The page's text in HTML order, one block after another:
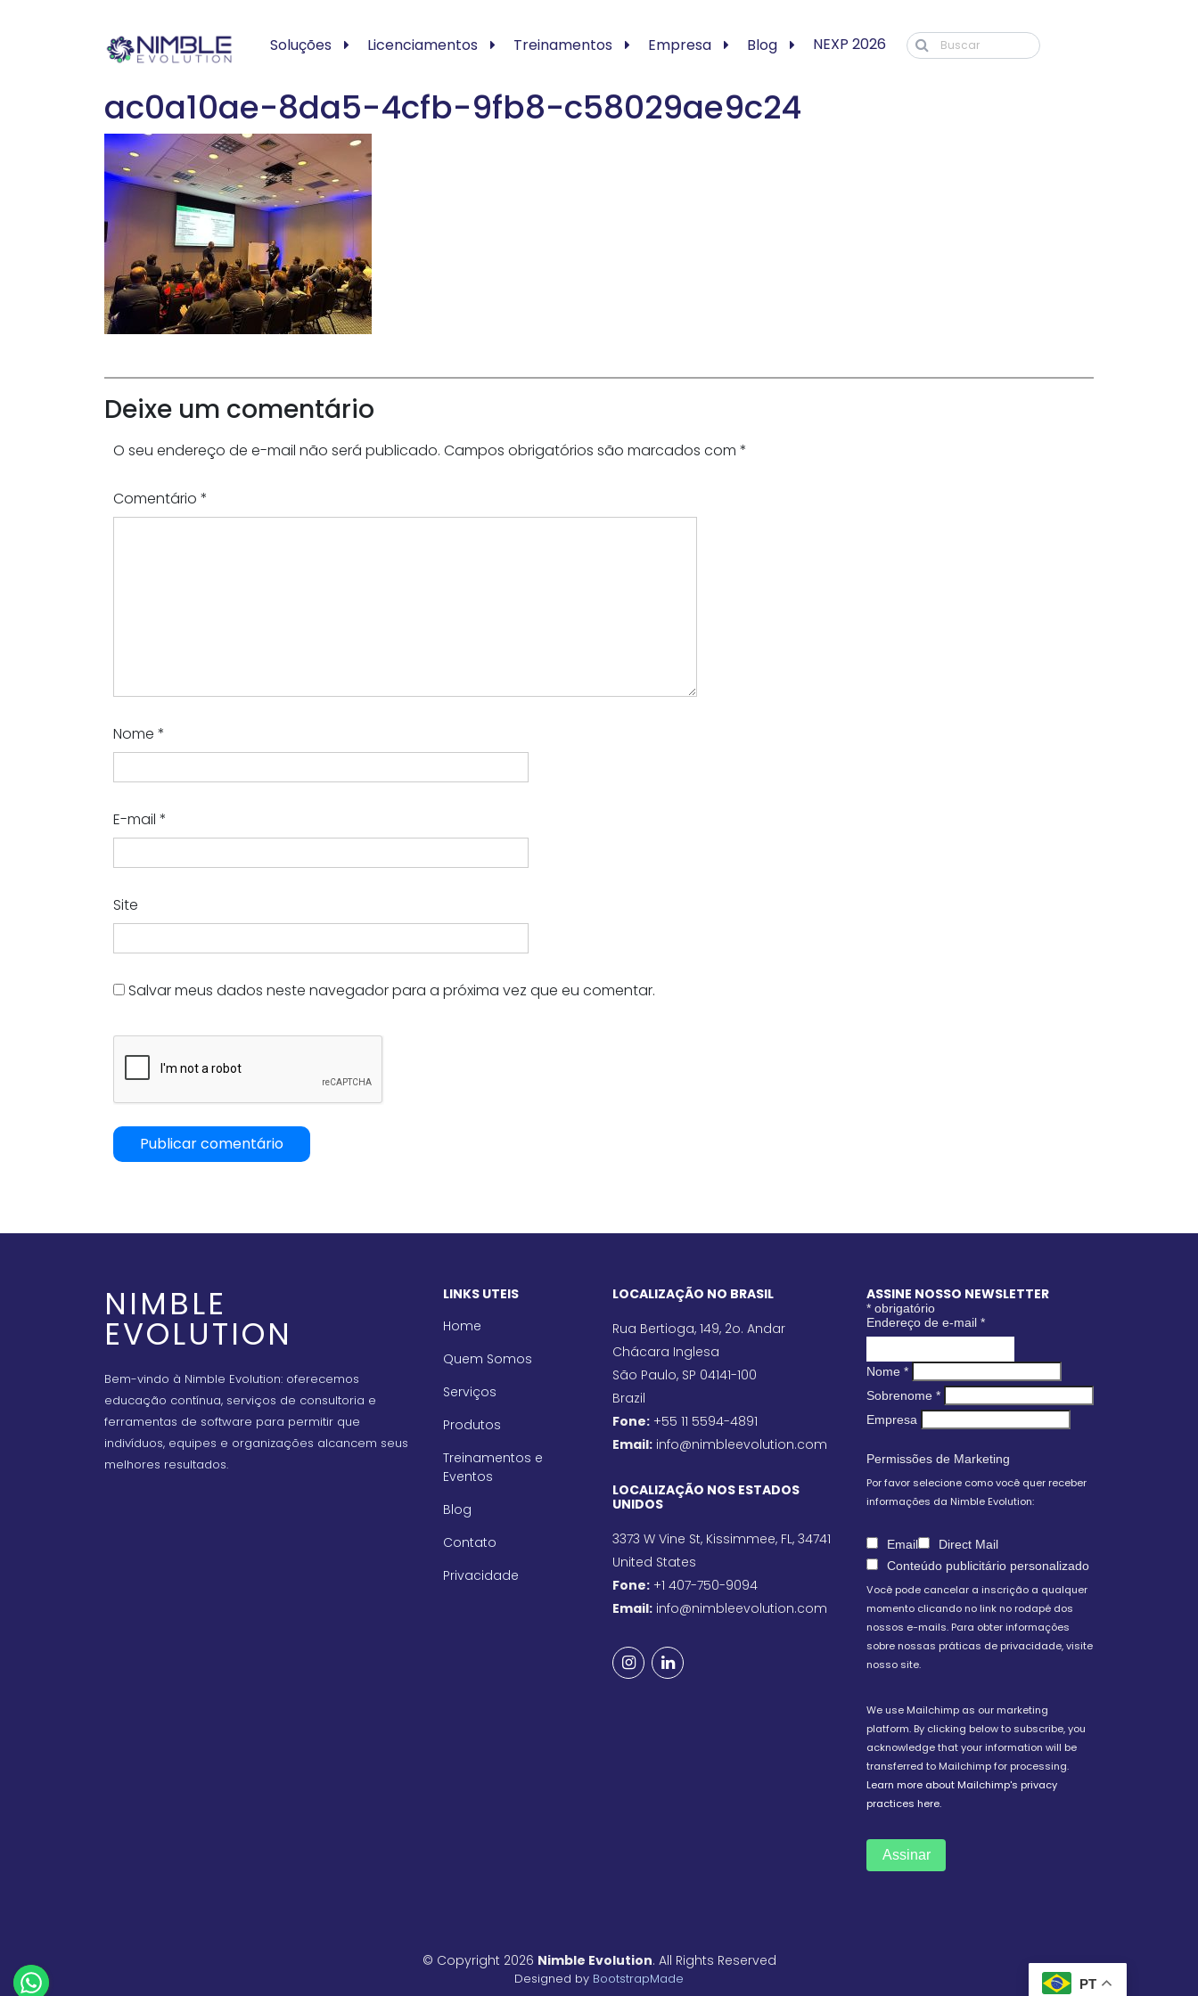
Soluções Licenciamentos Treinamentos Empresa Blog NEXP 2026
ac0a10ae-8da5-4cfb-9fb8-c58029ae9c24
Deixe um comentário
O seu endereço de e-mail não será publicado. Campos obrigatórios são marcados com *
Comentário *
Nome *
E-mail *
Site
Salvar meus dados neste navegador para a próxima vez que eu comentar.
NIMBLE
EVOLUTION
Bem-vindo à Nimble Evolution: oferecemos
educação contínua, serviços de consultoria e
ferramentas de software para permitir que
indivíduos, equipes e organizações alcancem seus
melhores resultados.
LINKS UTEIS
Home
Quem Somos
Serviços
Produtos
Treinamentos e
Eventos
Blog
Contato
Privacidade
LOCALIZAÇÃO NO BRASIL
Rua Bertioga, 149, 2o. Andar
Chácara Inglesa
São Paulo, SP 04141-100
Brazil
Fone: +55 11 5594-4891
Email: info@nimbleevolution.com
LOCALIZAÇÃO NOS ESTADOS
UNIDOS
3373 W Vine St, Kissimmee, FL, 34741
United States
Fone: +1 407-750-9094
Email: info@nimbleevolution.com
ASSINE NOSSO NEWSLETTER
* obrigatório
Endereço de e-mail *
Nome *
Sobrenome *
Empresa
Permissões de Marketing
Por favor selecione como você quer receber
informações da Nimble Evolution:
Email
Direct Mail
Conteúdo publicitário personalizado
Você pode cancelar a inscrição a qualquer
momento clicando no link no rodapé dos
nossos e-mails. Para obter informações
sobre nossas práticas de privacidade, visite
nosso site.
We use Mailchimp as our marketing
platform. By clicking below to subscribe, you
acknowledge that your information will be
transferred to Mailchimp for processing.
Learn more about Mailchimp's privacy
practices here.
© Copyright 2026 Nimble Evolution. All Rights Reserved
Designed by BootstrapMade PT